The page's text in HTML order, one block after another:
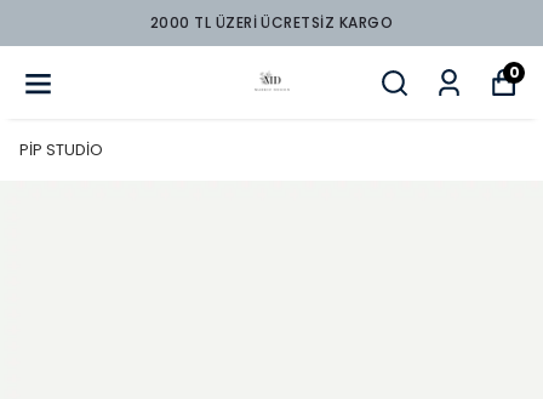
2000 TL ÜZERİ ÜCRETSİZ KARGO
0
PİP STUDİO